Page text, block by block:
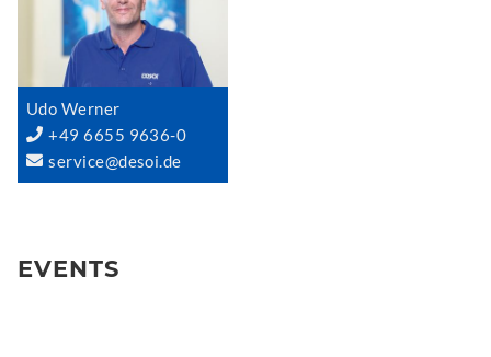
Udo Werner
+49 6655 9636-0
service@desoi.de
EVENTS